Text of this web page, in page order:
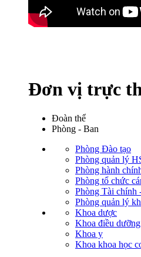
Đơn vị trực
Đoàn thể
Phòng - Ban
Phòng Đào tạo
Phòng quản lý
Phòng hành
Phòng tổ chức
Phòng Tài chính
Phòng quản lý
Khoa dược
Khoa điều dưỡng
Khoa y
Khoa khoa học